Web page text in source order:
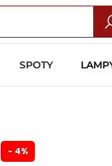
SPOTY
- 4%